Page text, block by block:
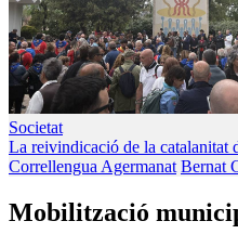
Societat
La reivindicació de la catalanitat
Correllengua Agermanat Bernat
Mobilització